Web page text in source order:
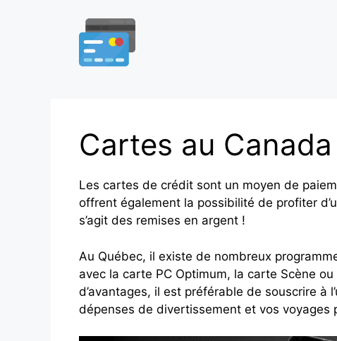
Cartes au Canada
Les cartes de crédit sont un moyen de
offrent également la possibilité de profiter
s’agit des remises en argent !
Au Québec, il existe de nombreux
avec la carte PC Optimum, la carte Scène
d’avantages, il est préférable de souscrire à
dépenses de divertissement et vos voyages